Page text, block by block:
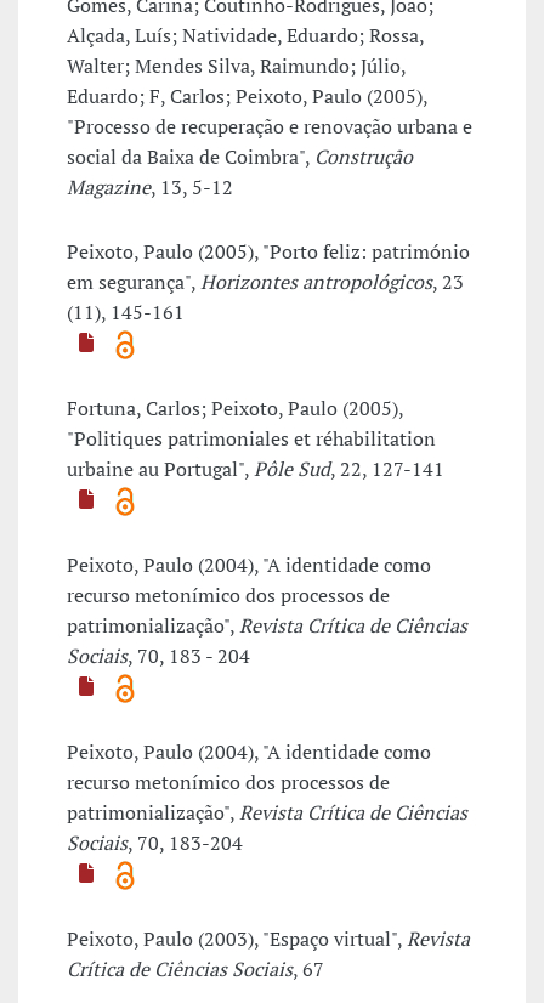
Alçada, Luís; Natividade, Eduardo; Rossa,
Walter; Mendes Silva, Raimundo; Júlio,
Eduardo; F, Carlos; Peixoto, Paulo (2005),
"Processo de recuperação e renovação urbana e
social da Baixa de Coimbra", Construção
Magazine, 13, 5-12
Peixoto, Paulo (2005), "Porto feliz: património
em segurança",Horizontes antropológicos, 23
(11), 145-161
Fortuna, Carlos; Peixoto, Paulo (2005),
"Politiques patrimoniales et réhabilitation
urbaine au Portugal",Pôle Sud, 22, 127-141
Peixoto, Paulo (2004), "A identidade como
recurso metonímico dos processos de
patrimonialização",Revista Crítica de Ciências
Sociais, 70, 183 - 204
Peixoto, Paulo (2004), "A identidade como
recurso metonímico dos processos de
patrimonialização",Revista Crítica de Ciências
Sociais, 70, 183-204
Peixoto, Paulo (2003), "Espaço virtual",Revista
Crítica de Ciências Sociais, 67